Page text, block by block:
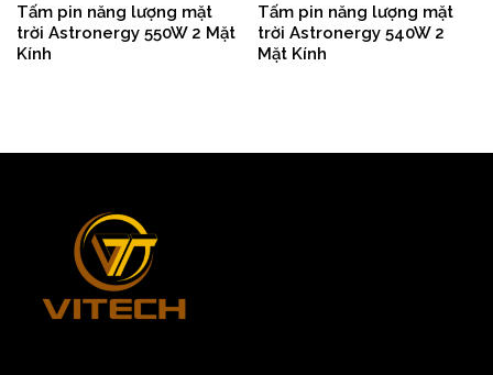
Tấm pin năng lượng mặt
trời Astronergy 550W 2 Mặt
Kính
Tấm pin năng lượng mặt
trời Astronergy 540W 2
Mặt Kính